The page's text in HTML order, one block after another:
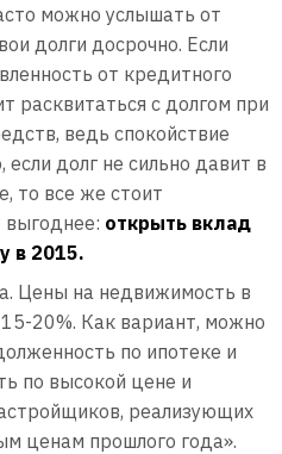
можно услышать от
долги досрочно. Если
от кредитного
расквитаться с долгом при
ведь спокойствие
долг не сильно давит в
то все же стоит
выгоднее: открыть вклад
в 2015.
Цены на недвижимость в
20%. Как вариант, можно
по ипотеке и
по высокой цене и
реализующих
ценам прошлого года».